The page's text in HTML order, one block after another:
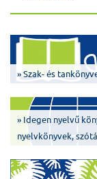
» Szak- és
» Idegen nyelvű
nyelvkönyvek,